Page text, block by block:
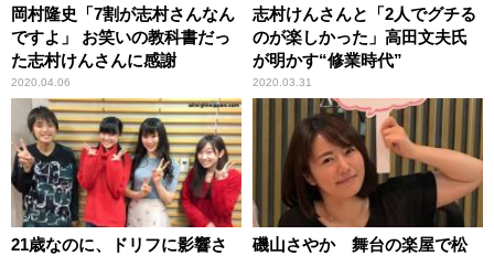
岡村隆史「7割が志村さんなん
ですよ」 お笑いの教科書だっ
た志村けんさんに感謝
2020.04.06
志村けんさんと「2人でグチる
のが楽しかった」高田文夫氏
が明かす“修業時代”
2020.03.31
21歳なのに、ドリフに影響さ
磯山さやか 舞台の楽屋で松